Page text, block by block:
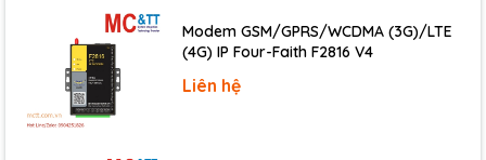
Program download port: COM1 or Ethernet Port
Application
Factory Automation
Building Automation
Modem GSM/GPRS/WCDMA (3G)/LTE
(4G) IP Four-Faith F2816 V4
Liên hệ